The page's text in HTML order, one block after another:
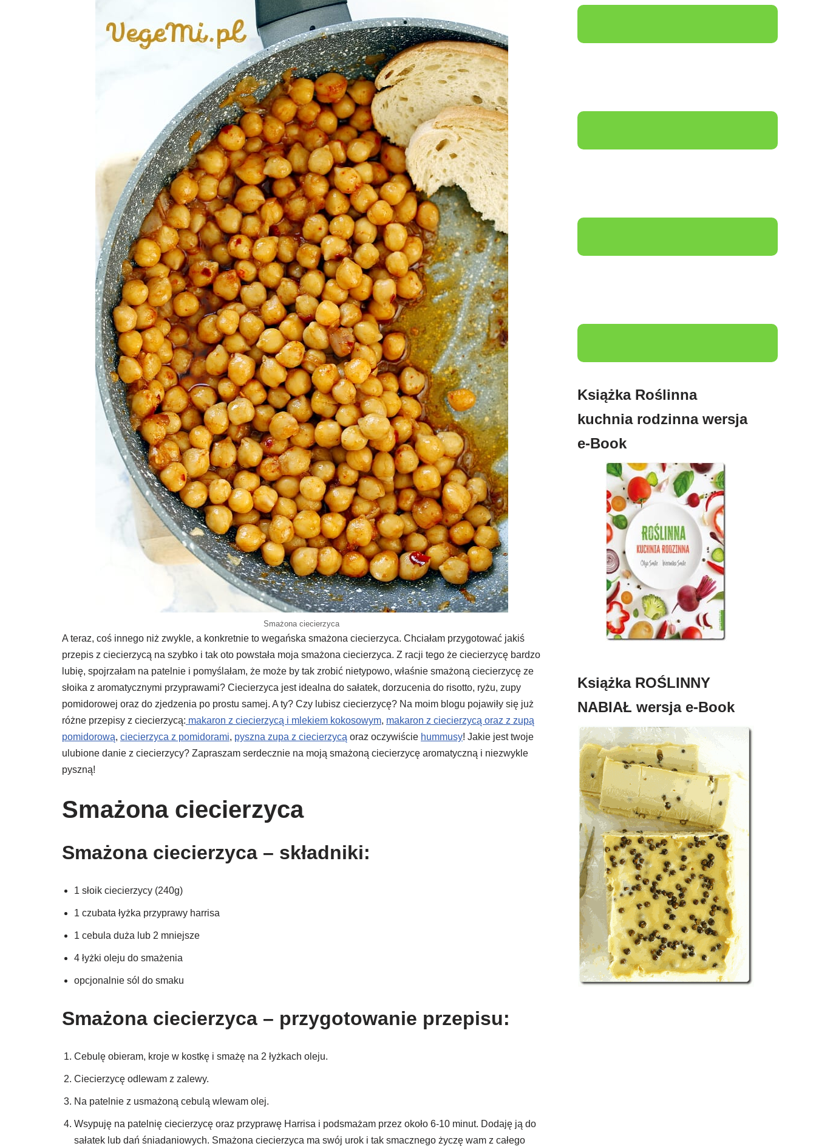
Smażona ciecierzyca
A teraz, coś innego niż zwykle, a konkretnie to wegańska smażona ciecierzyca. Chciałam przygotować jakiś
przepis z ciecierzycą na szybko i tak oto powstała moja smażona ciecierzyca. Z racji tego że ciecierzycę bardzo
lubię, spojrzałam na patelnie i pomyślałam, że może by tak zrobić nietypowo, właśnie smażoną ciecierzycę ze
słoika z aromatycznymi przyprawami? Ciecierzyca jest idealna do sałatek, dorzucenia do risotto, ryżu, zupy
pomidorowej oraz do zjedzenia po prostu samej. A ty? Czy lubisz ciecierzycę? Na moim blogu pojawiły się już
różne przepisy z ciecierzycą: makaron z ciecierzycą i mlekiem kokosowym, makaron z ciecierzycą oraz z zupą
pomidorową, ciecierzyca z pomidorami, pyszna zupa z ciecierzycą oraz oczywiście hummusy! Jakie jest twoje
ulubione danie z ciecierzycy? Zapraszam serdecznie na moją smażoną ciecierzycę aromatyczną i niezwykle
pyszną!
Smażona ciecierzyca
Smażona ciecierzyca – składniki:
1 słoik ciecierzycy (240g)
1 czubata łyżka przyprawy harrisa
1 cebula duża lub 2 mniejsze
4 łyżki oleju do smażenia
opcjonalnie sól do smaku
Smażona ciecierzyca – przygotowanie przepisu:
Cebulę obieram, kroje w kostkę i smażę na 2 łyżkach oleju.
Ciecierzycę odlewam z zalewy.
Na patelnie z usmażoną cebulą wlewam olej.
Wsypuję na patelnię ciecierzycę oraz przyprawę Harrisa i podsmażam przez około 6-10 minut. Dodaję ją do
sałatek lub dań śniadaniowych. Smażona ciecierzyca ma swój urok i tak smacznego życzę wam z całego
Książka Roślinna
kuchnia rodzinna wersja
e-Book
Książka ROŚLINNY
NABIAŁ wersja e-Book